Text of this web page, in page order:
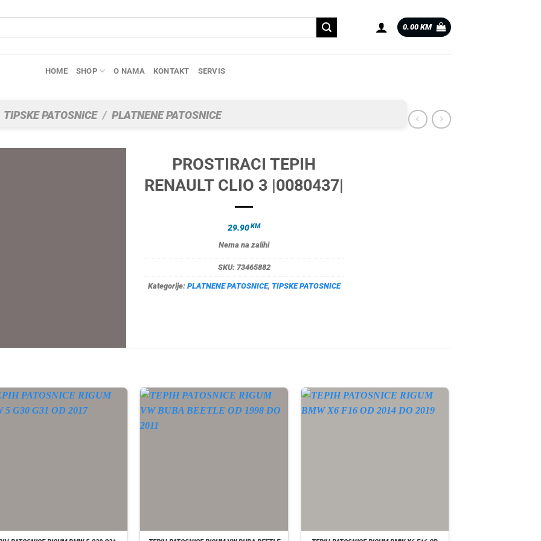
0.00 KM
HOME SHOP O NAMA KONTAKT SERVIS
TIPSKE PATOSNICE / PLATNENE PATOSNICE
PROSTIRACI TEPIH
RENAULT CLIO 3 |0080437|
29.90KM
Nema na zalihi
SKU: 73465882
Kategorije: PLATNENE PATOSNICE, TIPSKE PATOSNICE